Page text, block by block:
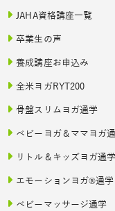
JAHA資格講座一覧
卒業生の声
養成講座お申込み
全米ヨガRYT200
骨盤スリムヨガ通学
ベビーヨガ＆ママヨガ
リトル＆キッズヨガ通学
エモーションヨガ®通学
ベビーマッサージ通学